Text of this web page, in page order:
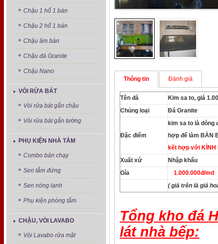
Chậu 1 hố 1 bàn
Chậu 2 hố 1 bàn
Chậu âm bàn
Chậu đá Granite
Chậu Nano
VÒI RỬA BÁT
Vòi rửa bát gắn chậu
Vòi rửa bát gắn tường
PHỤ KIỆN NHÀ TẮM
Combo bán chạy
Sen tắm đứng
Sen nóng lạnh
Phụ kiện phòng tắm
CHẬU, VÒI LAVABO
Vòi Lavabo rửa mặt
Thông tin Đánh giá
Tên đá
Kim sa to, giá
Chủng loại
Đá Granite
Đặc điểm
kim sa to là dòng
hợp để làm BÀN
kết hợp với KÍNH
Xuất xứ
Nhập khẩu
Gía
1.000.000đ/md
( giá trên là giá
Tổng kho đá
lát nhà bếp: